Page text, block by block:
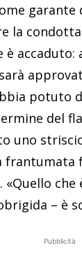
garante
la
è accaduto:
potuto
del
uno
frantumata
«Quello che
– è
Pubblicità